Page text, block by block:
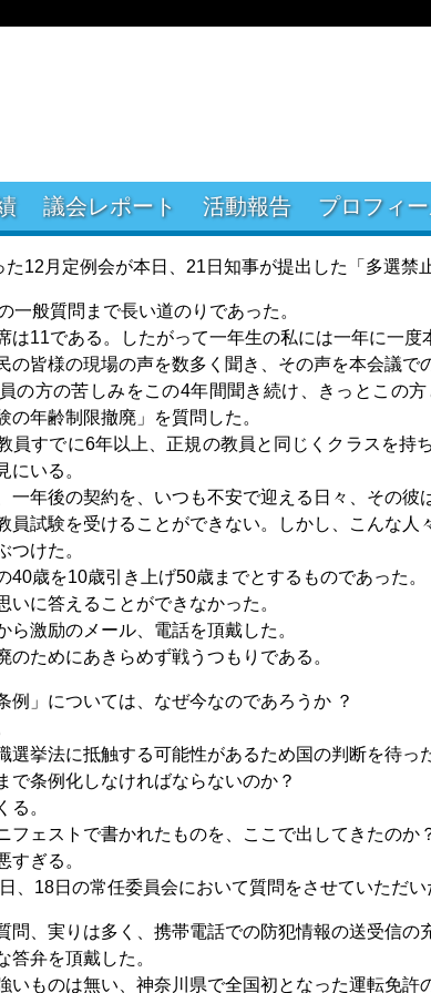
議会レポート 活動報告 プロフィ
12月定例会が本日、21日知事が提出した「多選禁
一般質問まで長い道のりであった。
は11である。したがって一年生の私には一年に一度
の皆様の現場の声を数多く聞き、その声を本会議で
の方の苦しみをこの4年間聞き続け、きっとこの
の年齢制限撤廃」を質問した。
員すでに6年以上、正規の教員と同じくクラスを持
にいる。
一年後の契約を、いつも不安で迎える日々、その彼
員試験を受けることができない。しかし、こんな人
つけた。
40歳を10歳引き上げ50歳までとするものであった。
いに答えることができなかった。
ら激励のメール、電話を頂戴した。
のためにあきらめず戦うつもりである。
例」については、なぜ今なのであろうか ？
選挙法に抵触する可能性があるため国の判断を待っ
で条例化しなければならないのか？
る。
フェストで書かれたものを、ここで出してきたのか
すぎる。
、18日の常任委員会において質問をさせていただい
問、実りは多く、携帯電話での防犯情報の送受信
答弁を頂戴した。
いものは無い、神奈川県で全国初となった運転免